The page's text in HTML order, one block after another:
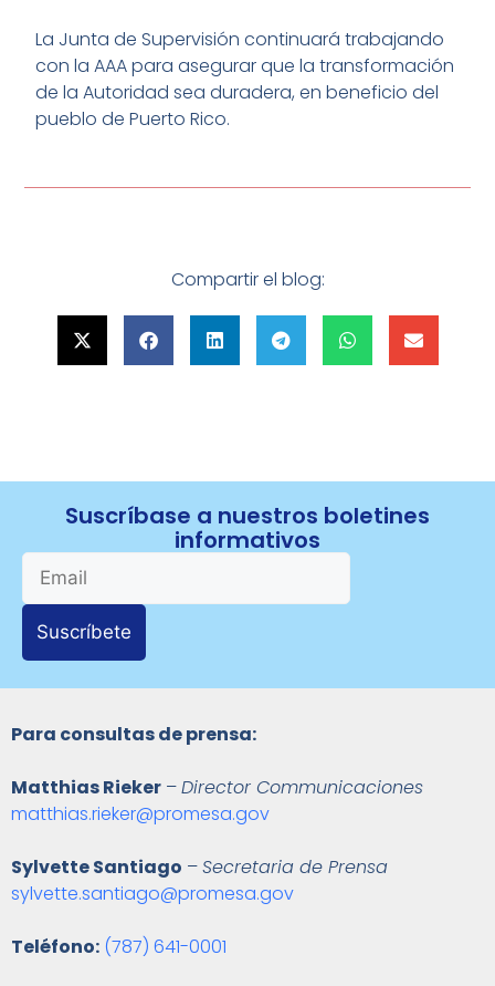
La Junta de Supervisión continuará trabajando
con la AAA para asegurar que la transformación
de la Autoridad sea duradera, en beneficio del
pueblo de Puerto Rico.
Compartir el blog:
Suscríbase a nuestros boletines
informativos
Suscríbete
Para consultas de prensa:
Matthias Rieker –Director Communicaciones
matthias.rieker@promesa.gov
Sylvette Santiago –Secretaria de Prensa
sylvette.santiago@promesa.gov
Teléfono: (787) 641-0001